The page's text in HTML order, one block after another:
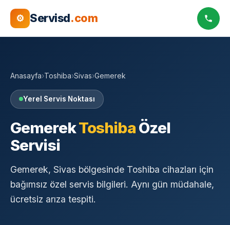
⚙ Servisd.com
Anasayfa›Toshiba›Sivas›Gemerek
Yerel Servis Noktası
GemerekToshibaÖzel
Servisi
Gemerek, Sivas bölgesinde Toshiba cihazları için
bağımsız özel servis bilgileri. Aynı gün müdahale,
ücretsiz arıza tespiti.